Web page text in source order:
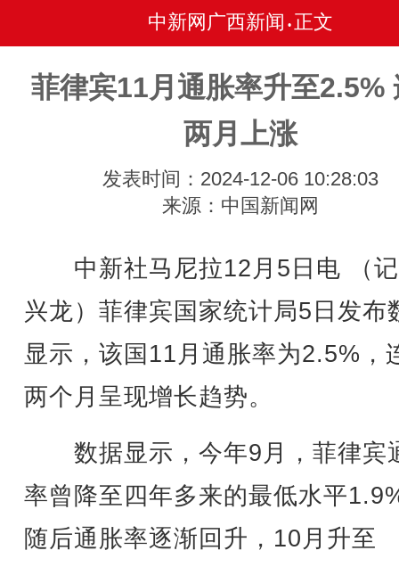
中新网广西新闻 • 正文
菲律宾11月通胀率升至2.5%
两月上涨
发表时间：2024-12-06 10:28:03
来源：中国新闻网
中新社马尼拉12月5日电 （
兴龙）菲律宾国家统计局5日发布
显示，该国11月通胀率为2.5%，
两个月呈现增长趋势。
数据显示，今年9月，菲律宾
率曾降至四年多来的最低水平
随后通胀率逐渐回升，10月升至